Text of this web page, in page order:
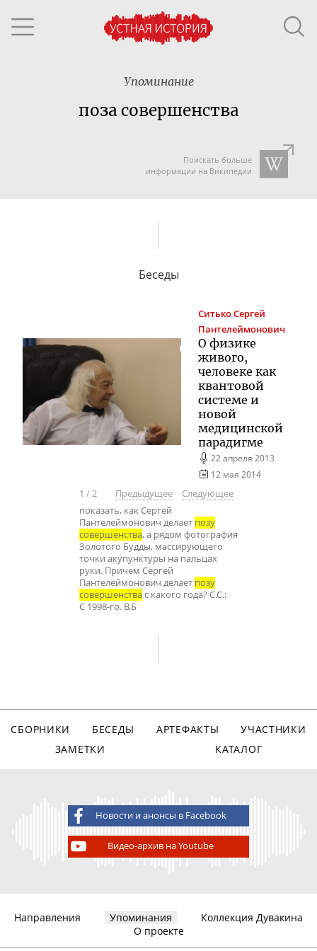
Упоминание
поза совершенства
Поискать больше
информации на Википедии
Беседы
СитькоСергей
Пантелеймонович
О физике
живого,
человеке как
квантовой
системе и
новой
медицинской
парадигме
22 апреля 2013
12 мая 2014
1 /2 Предыдущее
Следующее
показать, как Сергей
Пантелеймонович делает позу
совершенства, а рядом фотография
Золотого Будды, массирующего
точки акупунктуры на пальцах
руки. Причем Сергей
Пантелеймонович делает позу
совершенствас какого года? С.С.:
С 1998-го. В.Б
СБОРНИКИ БЕСЕДЫ АРТЕФАКТЫ
УЧАСТНИКИ
ЗАМЕТКИ
КАТАЛОГ
Новости и анонсы в Facebook
Видео-архив на Youtube
Направления Упоминания
Коллекция Дувакина
О проекте